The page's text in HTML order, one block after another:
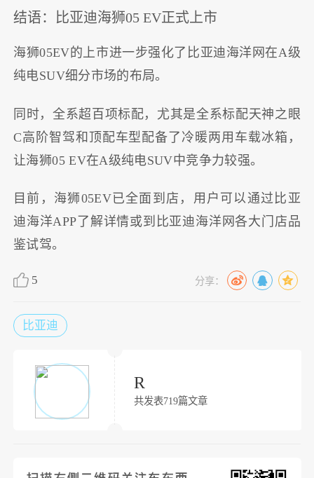
结语：比亚迪海狮05 EV正式上市
海狮05EV的上市进一步强化了比亚迪海洋网在A级
纯电SUV细分市场的布局。
同时，全系超百项标配，尤其是全系标配天神之眼
C高阶智驾和顶配车型配备了冷暖两用车载冰箱，
让海狮05 EV在A级纯电SUV中竞争力较强。
目前，海狮05EV已全面到店，用户可以通过比亚
迪海洋APP了解详情或到比亚迪海洋网各大门店品
鉴试驾。
5 分享：
比亚迪
R
共发表719篇文章